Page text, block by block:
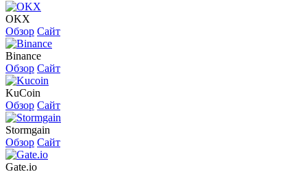
OKX
Обзор Сайт
Binance
Обзор Сайт
KuCoin
Обзор Сайт
Stormgain
Обзор Сайт
Gate.io